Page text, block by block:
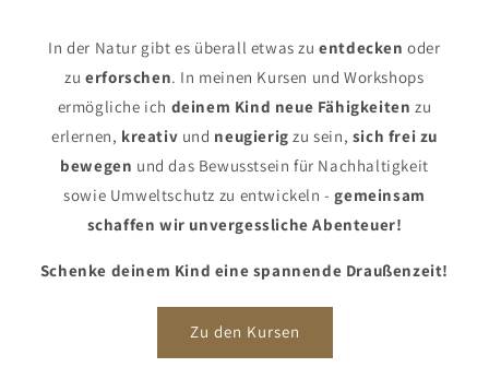
In der Natur gibt es überall etwas zuentdecken oder
zu erforschen. In meinen Kursen und Workshops
ermögliche ich deinem Kind neue Fähigkeiten zu
erlernen, kreativ und neugierig zu sein, sich frei zu
bewegen und das Bewusstsein für Nachhaltigkeit
sowie Umweltschutz zu entwickeln -gemeinsam
schaffen wir unvergessliche Abenteuer!
Schenke deinem Kind eine spannende Draußenzeit!
Zu den Kursen